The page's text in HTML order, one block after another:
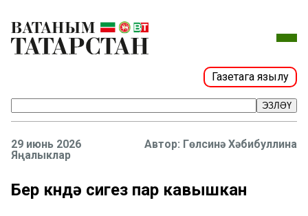
Газетага язылу
ЭЗЛӘҮ
29 июнь 2026
Яңалыклар
Гөлсинә Хәбибуллина
Бер көндә сигез пар кавышкан